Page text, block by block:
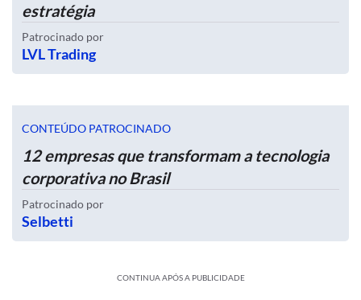
estratégia
Patrocinado por
LVL Trading
CONTEÚDO PATROCINADO
12 empresas que transformam a tecnologia
corporativa no Brasil
Patrocinado por
Selbetti
CONTINUA APÓS A PUBLICIDADE